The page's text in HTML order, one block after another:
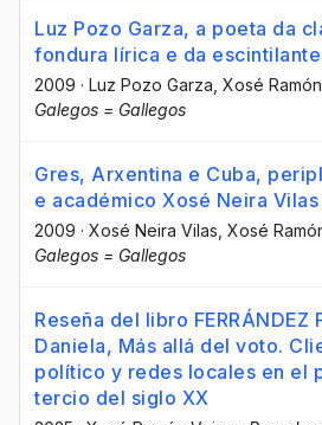
Luz Pozo Garza, a poeta da
fondura lírica e da
2009 · Luz Pozo Garza , Xosé
Galegos = Gallegos
Gres, Arxentina e Cuba,
e académico Xosé Neira Vilas
2009 · Xosé Neira Vilas , Xosé
Galegos = Gallegos
Reseña del libro FERRÁNDEZ
Daniela, Más allá del voto.
político y redes locales en el
tercio del siglo XX